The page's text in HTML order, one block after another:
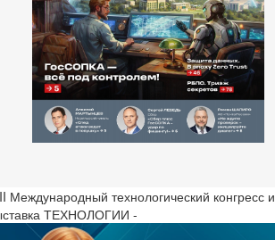
Международный технологический конгресс и
ТЕХНОЛОГИИ -